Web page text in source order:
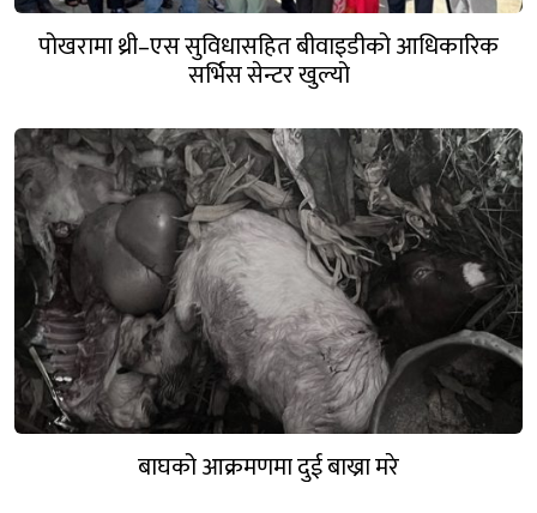
पोखरामा थ्री–एस सुविधासहित बीवाइडीको आधिकारिक
सर्भिस सेन्टर खुल्यो
बाघको आक्रमणमा दुई बाख्रा मरे